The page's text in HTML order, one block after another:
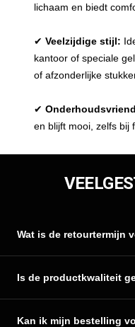
lichaam en biedt
✔ Veelzijdige stijl:
kantoor of speciale
of afzonderlijke
✔
en blijft mooi, zelfs bij
Wat is de retourtermijn
Is de productkwaliteit
Kan ik mijn bestelling